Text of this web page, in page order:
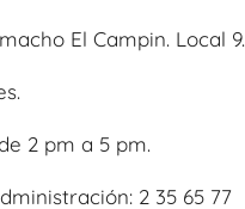
El Campin. Local 9.
2 pm a 5 pm.
2 35 65 77